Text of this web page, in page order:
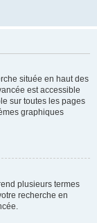
située en haut des
est accessible
sur toutes les pages
graphiques
plusieurs termes
recherche en